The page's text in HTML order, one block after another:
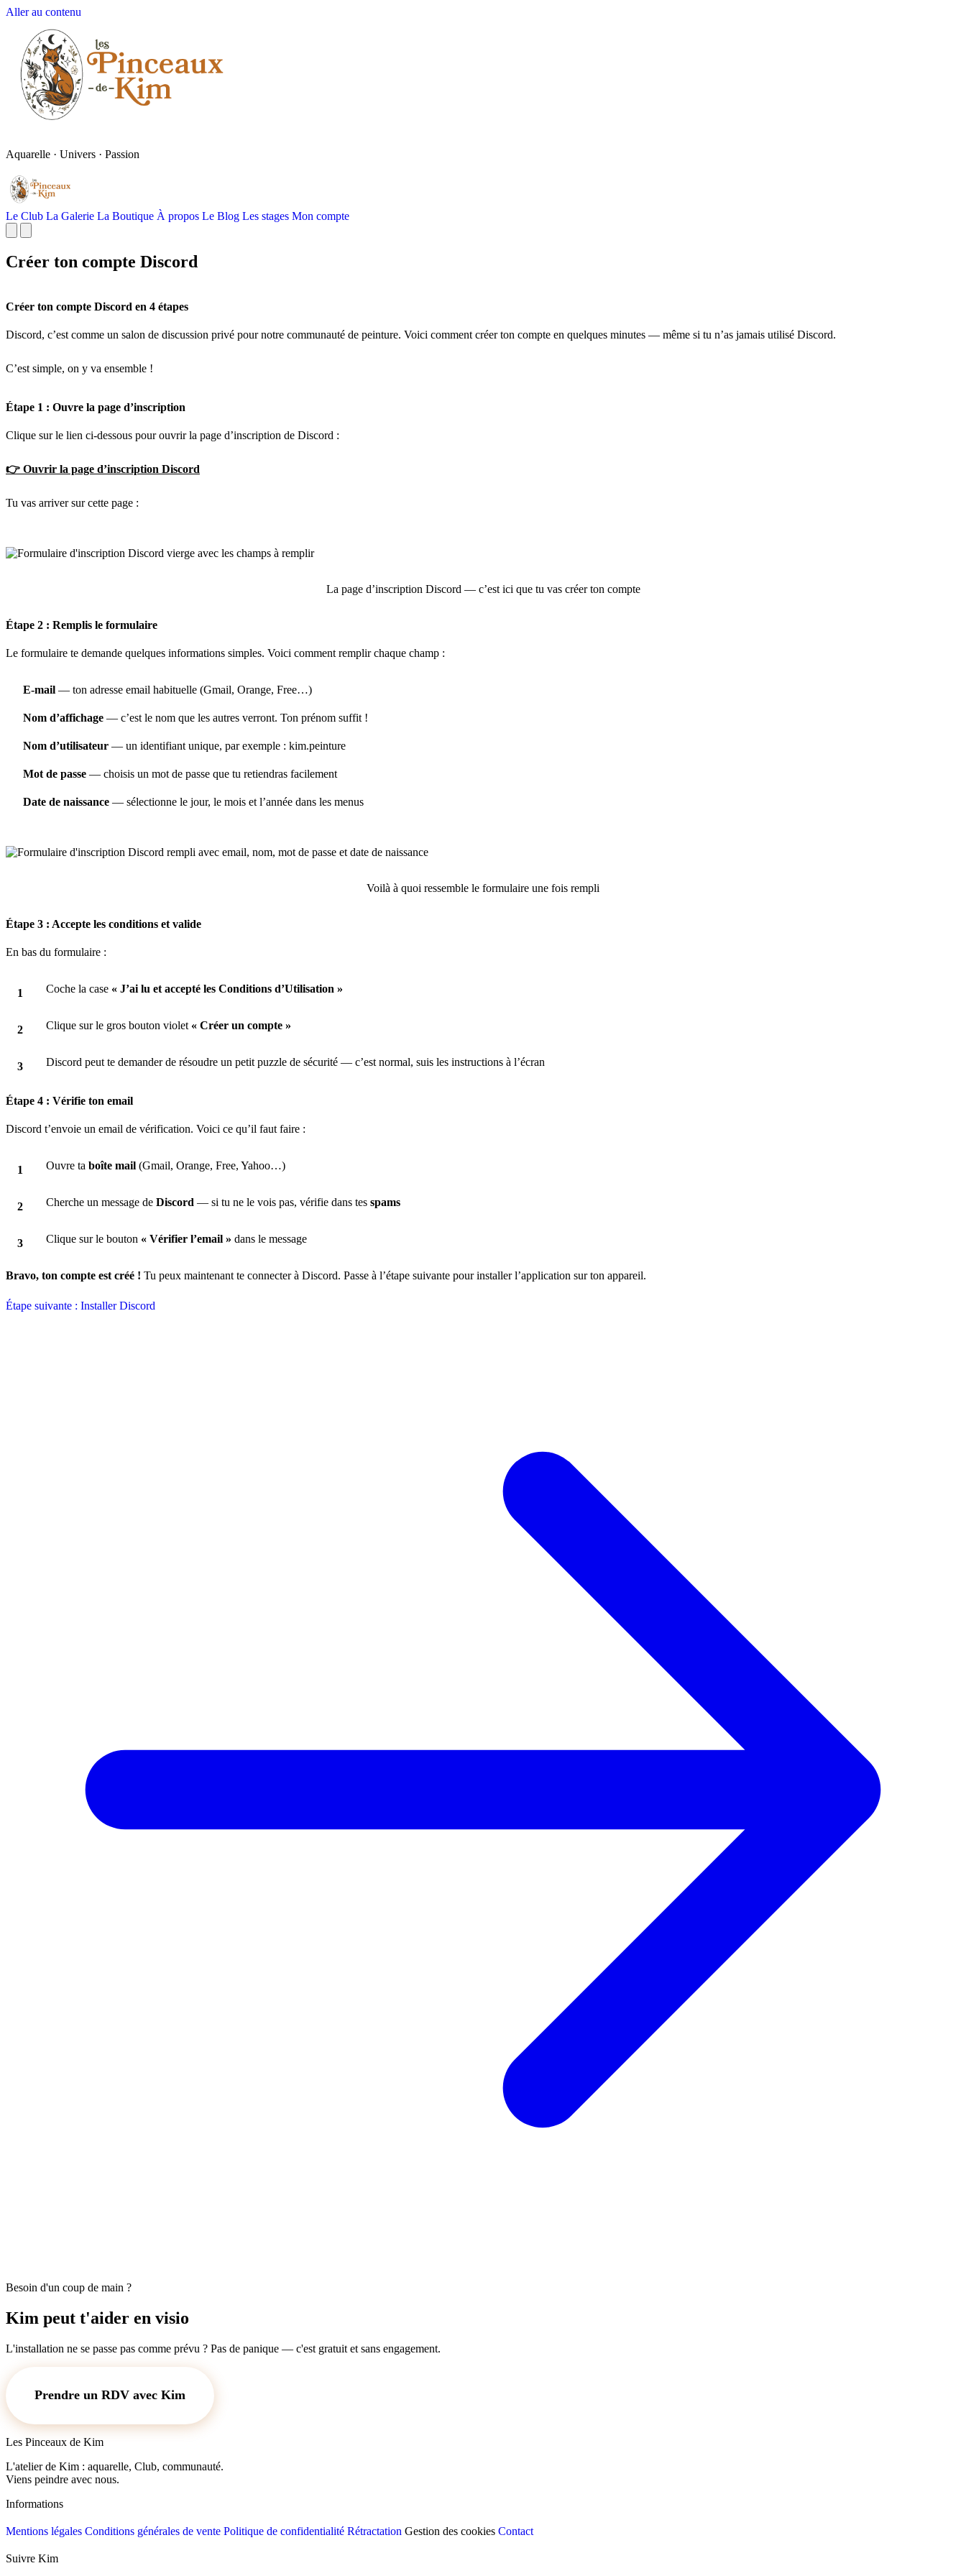
Aller au contenu
Aquarelle · Univers · Passion
Le Club La Galerie La Boutique À propos Le Blog Les stages Mon compte
Créer ton compte Discord
Créer ton compte Discord en 4 étapes
Discord, c’est comme un salon de discussion privé pour notre communauté de peinture. Voici comment créer ton compte en quelques minutes — même si tu n’as jamais utilisé Discord.
C’est simple, on y va ensemble !
Étape 1 : Ouvre la page d’inscription
Clique sur le lien ci-dessous pour ouvrir la page d’inscription de Discord :
👉 Ouvrir la page d’inscription Discord
Tu vas arriver sur cette page :
La page d’inscription Discord — c’est ici que tu vas créer ton compte
Étape 2 : Remplis le formulaire
Le formulaire te demande quelques informations simples. Voici comment remplir chaque champ :
E-mail — ton adresse email habituelle (Gmail, Orange, Free…)
Nom d’affichage — c’est le nom que les autres verront. Ton prénom suffit !
Nom d’utilisateur — un identifiant unique, par exemple : kim.peinture
Mot de passe — choisis un mot de passe que tu retiendras facilement
Date de naissance — sélectionne le jour, le mois et l’année dans les menus
Voilà à quoi ressemble le formulaire une fois rempli
Étape 3 : Accepte les conditions et valide
En bas du formulaire :
Coche la case « J’ai lu et accepté les Conditions d’Utilisation »
Clique sur le gros bouton violet « Créer un compte »
Discord peut te demander de résoudre un petit puzzle de sécurité — c’est normal, suis les instructions à l’écran
Étape 4 : Vérifie ton email
Discord t’envoie un email de vérification. Voici ce qu’il faut faire :
Ouvre ta boîte mail (Gmail, Orange, Free, Yahoo…)
Cherche un message de Discord — si tu ne le vois pas, vérifie dans tes spams
Clique sur le bouton « Vérifier l’email » dans le message
Bravo, ton compte est créé ! Tu peux maintenant te connecter à Discord. Passe à l’étape suivante pour installer l’application sur ton appareil.
Étape suivante : Installer Discord
Besoin d'un coup de main ?
Kim peut t'aider en visio
L'installation ne se passe pas comme prévu ? Pas de panique — c'est gratuit et sans engagement.
Prendre un RDV avec Kim
Les Pinceaux de Kim
L'atelier de Kim : aquarelle, Club, communauté.
Viens peindre avec nous.
Informations
Mentions légales Conditions générales de vente Politique de confidentialité Rétractation Gestion des cookies Contact
Suivre Kim